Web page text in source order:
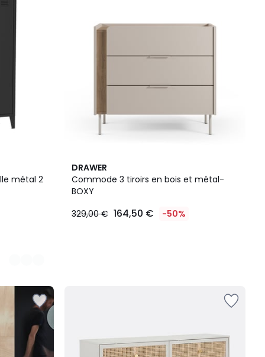
métal 2
DRAWER
Commode 3 tiroirs en bois et métal-
BOXY
329,00 € 164,50 € -50%